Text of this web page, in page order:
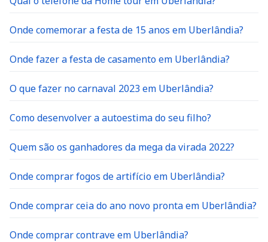
Onde comemorar a festa de 15 anos em Uberlândia?
Onde fazer a festa de casamento em Uberlândia?
O que fazer no carnaval 2023 em Uberlândia?
Como desenvolver a autoestima do seu filho?
Quem são os ganhadores da mega da virada 2022?
Onde comprar fogos de artifício em Uberlândia?
Onde comprar ceia do ano novo pronta em Uberlândia?
Onde comprar contrave em Uberlândia?